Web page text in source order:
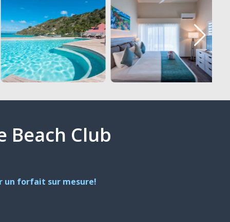
Beach Club
un forfait sur mesure!